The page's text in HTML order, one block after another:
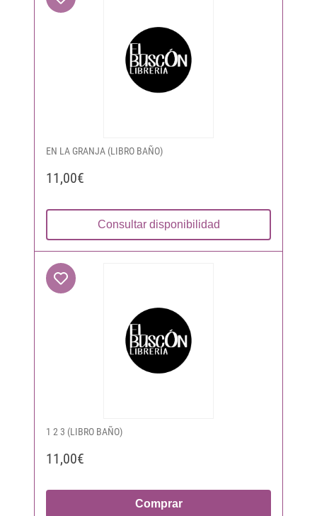
EN LA GRANJA (LIBRO BAÑO)
11,00€
Consultar disponibilidad
1 2 3 (LIBRO BAÑO)
11,00€
Comprar